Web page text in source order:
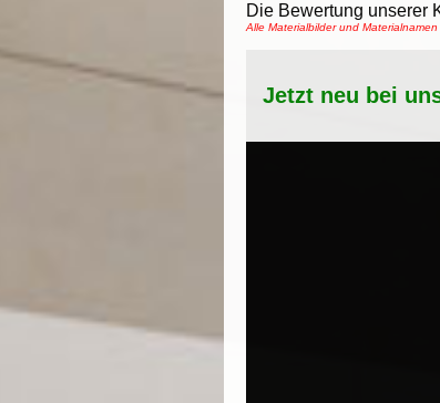
Die Bewertung unserer
Alle Materialbilder und
Jetzt neu bei